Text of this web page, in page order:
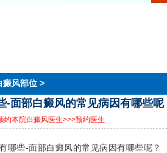
癜风部位>
-面部白癜风的常见病因有哪些呢
约本院白癜风医生>>>预约医生
哪些-面部白癜风的常见病因有哪些呢？